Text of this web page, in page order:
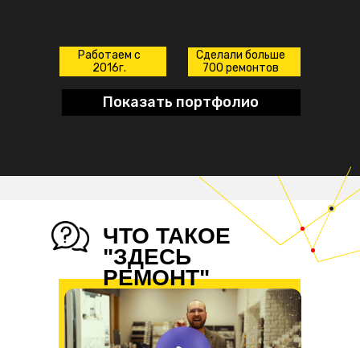
Показать портфолио
Работаем с
2016г.
Сделали больше
700 ремонтов
ЧТО ТАКОЕ
"ЗДЕСЬ
РЕМОНТ"